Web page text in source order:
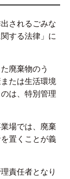
されるごみな
する法律」に
廃棄物のう
たは生活環境
は、特別管理
場では、廃棄
置くことが義
責任者となり